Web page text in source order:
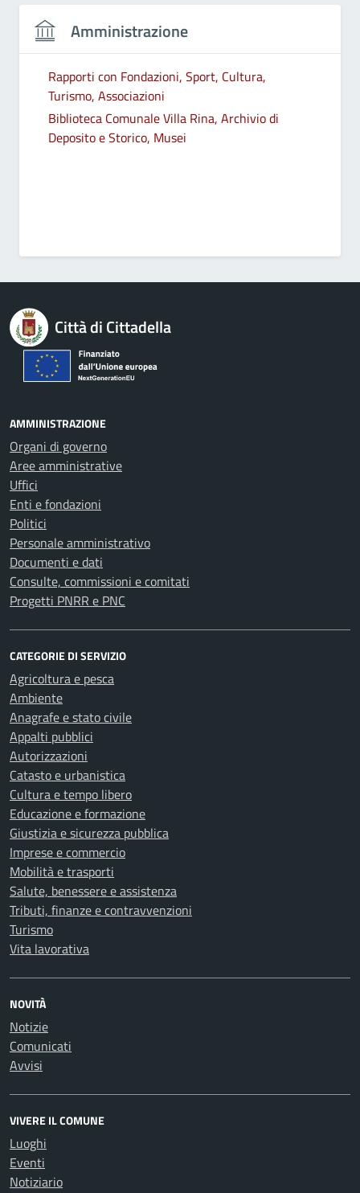
Amministrazione
Rapporti con Fondazioni, Sport, Cultura,
Turismo, Associazioni
Biblioteca Comunale Villa Rina, Archivio di
Deposito e Storico, Musei
Città di Cittadella
AMMINISTRAZIONE
Organi di governo
Aree amministrative
Uffici
Enti e fondazioni
Politici
Personale amministrativo
Documenti e dati
Consulte, commissioni e comitati
Progetti PNRR e PNC
CATEGORIE DI SERVIZIO
Agricoltura e pesca
Ambiente
Anagrafe e stato civile
Appalti pubblici
Autorizzazioni
Catasto e urbanistica
Cultura e tempo libero
Educazione e formazione
Giustizia e sicurezza pubblica
Imprese e commercio
Mobilità e trasporti
Salute, benessere e assistenza
Tributi, finanze e contravvenzioni
Turismo
Vita lavorativa
NOVITÀ
Notizie
Comunicati
Avvisi
VIVERE IL COMUNE
Luoghi
Eventi
Notiziario